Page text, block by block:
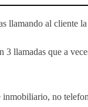
llamando al cliente
llamadas que a
inmobiliario, no